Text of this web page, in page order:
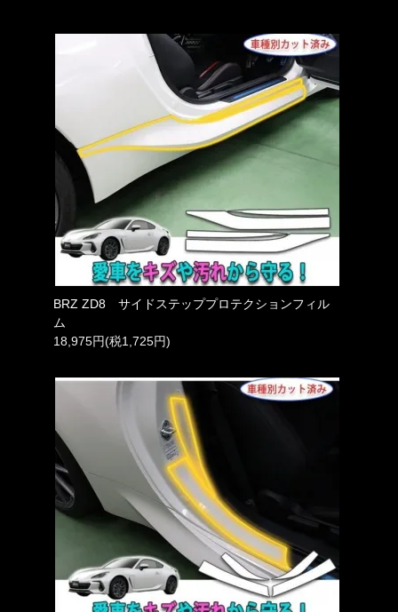
BRZ ZD8 サイドステッププロテクションフィル
ム
18,975円(税1,725円)